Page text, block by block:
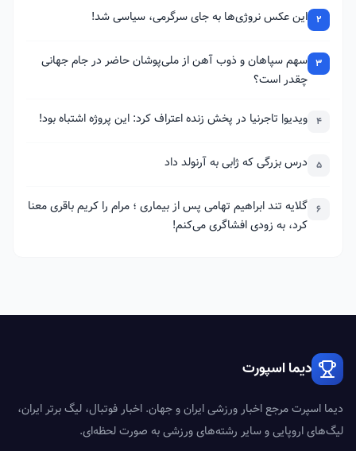
2 این عکس نروژی‌ها به جای سرگرمی، سیاسی شد!
3 سهم سپاهان و ذوب آهن از ملی‌پوشان حاضر در جام جهانی
چقدر است؟
4 ویدیو| تاجرنیا در پخش زنده اعتراف کرد: این پروژه اشتباه بود!
5 درس بزرگی که ژابی به آرنولد داد
6 گلایه تند ابراهیم تهامی پس از بیماری ؛ مرام را کریم باقری معنا
کرد، به زودی افشاگری می‌کنم!
دیما اسپورت
دیما اسپرت مرجع اخبار ورزشی ایران و جهان. اخبار فوتبال، لیگ برتر ایران،
لیگ‌های اروپایی و سایر رشته‌های ورزشی به صورت لحظه‌ای.